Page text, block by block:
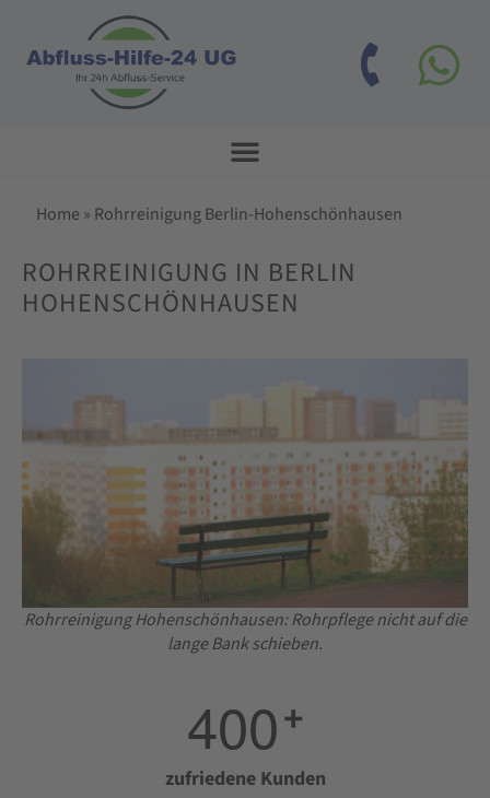
Home » Rohrreinigung Berlin-Hohenschönhausen
ROHRREINIGUNG IN BERLIN
HOHENSCHÖNHAUSEN
Rohrreinigung Hohenschönhausen: Rohrpflege nicht auf die
lange Bank schieben.
400+
zufriedene Kunden